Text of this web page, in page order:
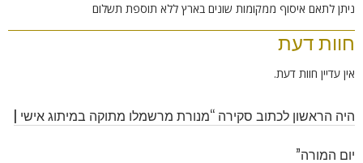
ניתן לתאם איסוף ממקומות שונים בארץ ללא תוספת תשלום
חוות דעת
אין עדיין חוות דעת.
היה הראשון לכתוב סקירה “מנורת מרשמלו מתוקה במיתוג אישי |
יום המורה”